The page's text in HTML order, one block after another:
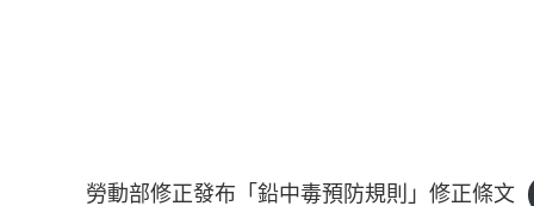
勞動部修正發布「鉛中毒預防規則」修正條文